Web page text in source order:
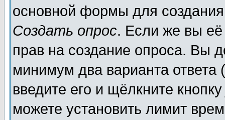
основной формы для
Создать опрос. Если же вы её
прав на создание опроса. Вы
минимум два варианта ответа
введите его и щёлкните
можете установить лимит